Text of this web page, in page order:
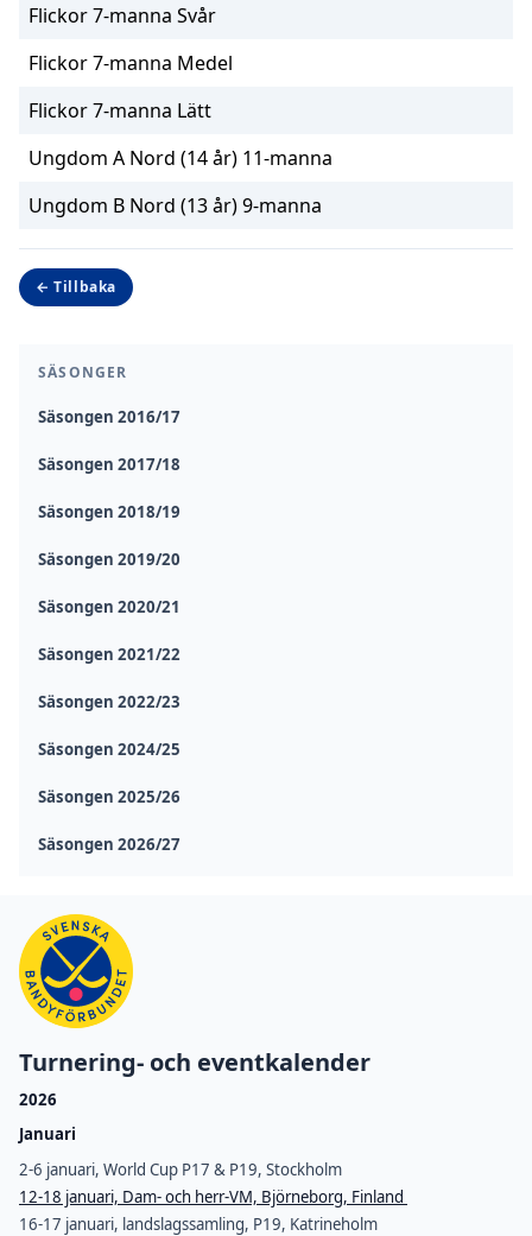
SÄSONGER
Säsongen 2016/17
Säsongen 2017/18
Säsongen 2018/19
Säsongen 2019/20
Säsongen 2020/21
Säsongen 2021/22
Säsongen 2022/23
Säsongen 2024/25
Säsongen 2025/26
Säsongen 2026/27
Flickor 7-manna Svår
Flickor 7-manna Medel
Flickor 7-manna Lätt
Ungdom A Nord (14 år) 11-manna
Ungdom B Nord (13 år) 9-manna
← Tillbaka
Turnering- och eventkalender
2026
Januari
2-6 januari, World Cup P17 & P19, Stockholm
12-18 januari, Dam- och herr-VM, Björneborg, Finland
16-17 januari, landslagssamling, P19, Katrineholm